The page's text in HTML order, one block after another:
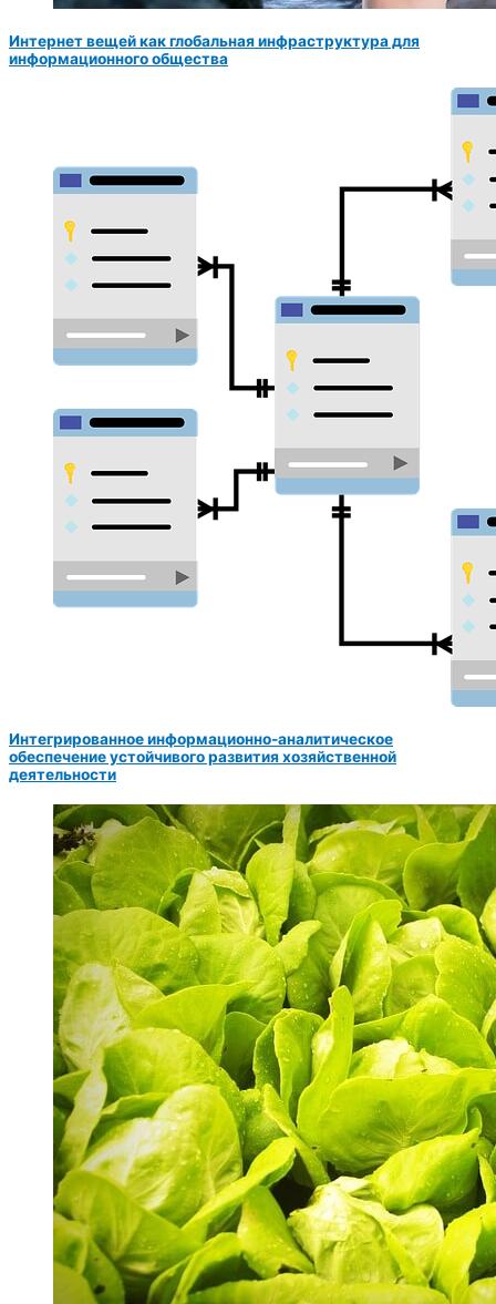
Интернет вещей как глобальная инфраструктура для
информационного общества
Интегрированное информационно-аналитическое
обеспечение устойчивого развития хозяйственной
деятельности